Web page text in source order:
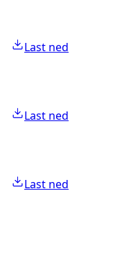
Last ned
Last ned
Last ned